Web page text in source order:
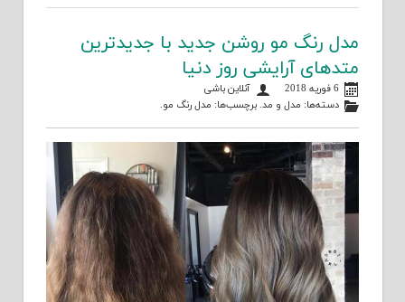
مدل رنگ مو روشن جدید با جدیدترین
متدهای آرایشی روز دنیا
6 فوریه 2018
آنلاین باشی
دسته‌ها: مدل و مد. برچسب‌ها: مدل رنگ مو.